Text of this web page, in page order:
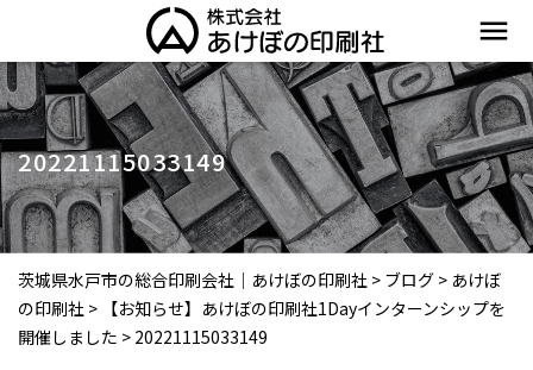
menu
20221115033149
茨城県水戸市の総合印刷会社｜あけぼの印刷社 > ブログ > あけぼ
の印刷社 > 【お知らせ】あけぼの印刷社1Dayインターンシップを
開催しました > 20221115033149